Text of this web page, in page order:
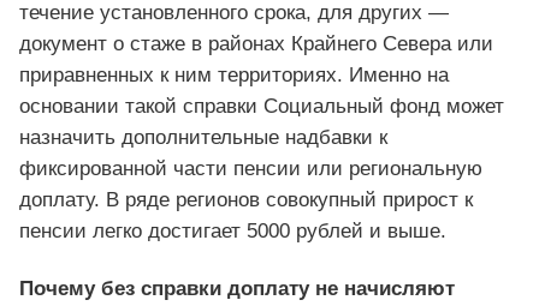
течение установленного срока, для других —
документ о стаже в районах Крайнего Севера или
приравненных к ним территориях. Именно на
основании такой справки Социальный фонд может
назначить дополнительные надбавки к
фиксированной части пенсии или региональную
доплату. В ряде регионов совокупный прирост к
пенсии легко достигает 5000 рублей и выше.
Почему без справки доплату не начисляют